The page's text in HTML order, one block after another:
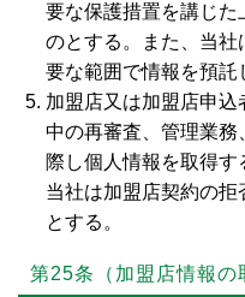
要な保護措置を講じた
のとする。また、当
要な範囲で情報を預託
加盟店又は加盟店申
中の再審査、管理業務
際し個人情報を取得す
当社は加盟店契約の
とする。
第25条（加盟店情報の